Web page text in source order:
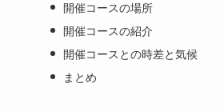
開催コースの場所
開催コースの紹介
開催コースとの時差と気候
まとめ